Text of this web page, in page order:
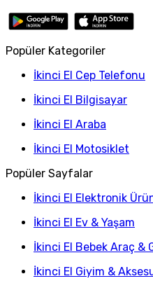
Popüler Kategoriler
İkinci El Cep Telefonu
İkinci El Bilgisayar
İkinci El Araba
İkinci El Motosiklet
Popüler Sayfalar
İkinci El Elektronik
İkinci El Ev & Yaşam
İkinci El Bebek Araç &
İkinci El Giyim &